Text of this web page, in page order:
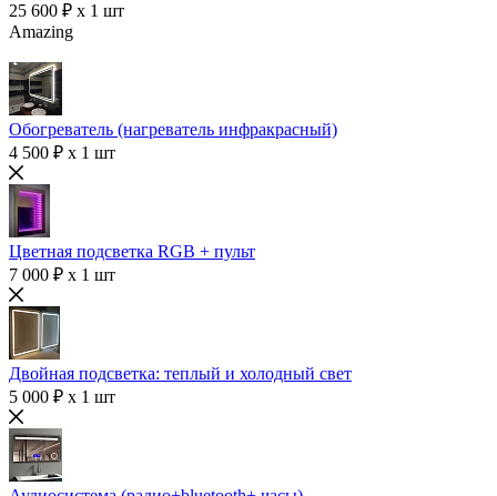
25 600 ₽ x 1 шт
Amazing
Обогреватель (нагреватель инфракрасный)
4 500 ₽ x 1 шт
Цветная подсветка RGB + пульт
7 000 ₽ x 1 шт
Двойная подсветка: теплый и холодный свет
5 000 ₽ x 1 шт